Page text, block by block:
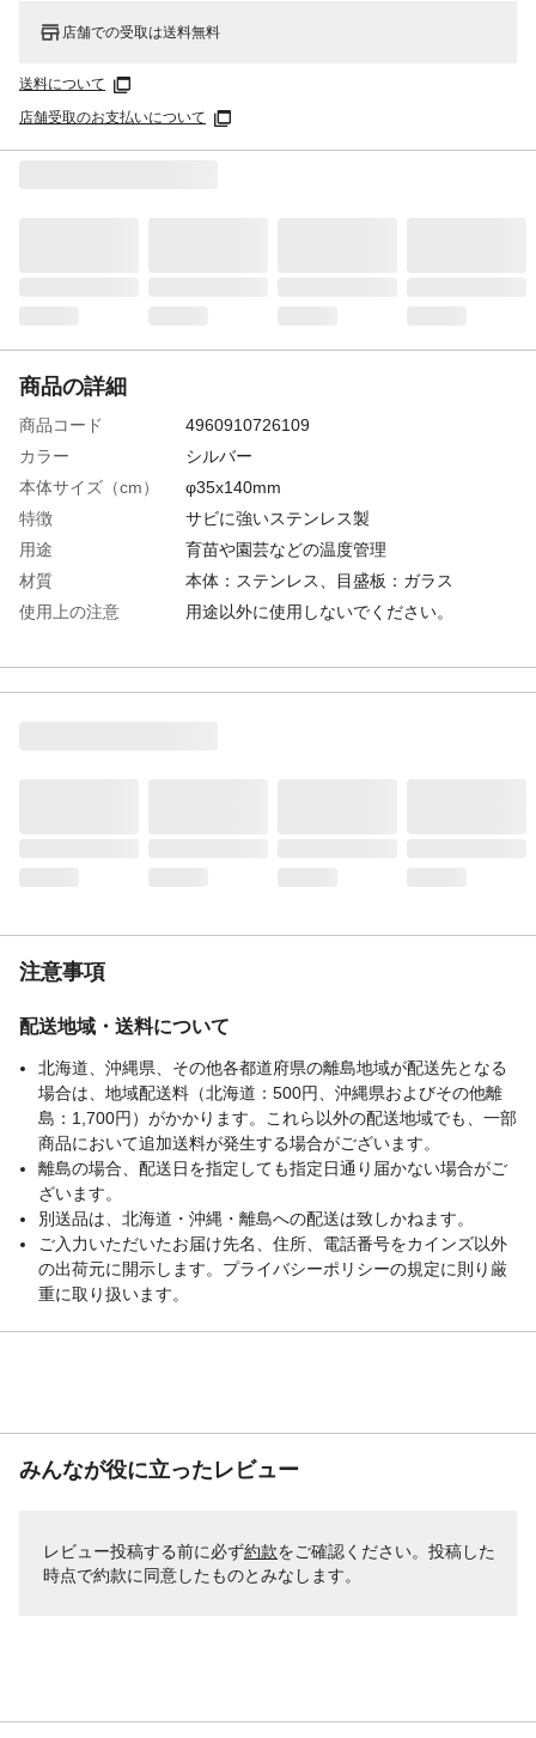
店舗での受取は送料無料
送料について
店舗受取のお支払いについて
商品の詳細
商品コード
4960910726109
カラー
シルバー
本体サイズ（cm）
φ35x140mm
特徴
サビに強いステンレス製
用途
育苗や園芸などの温度管理
材質
本体：ステンレス、目盛板：ガラス
使用上の注意
用途以外に使用しないでください。
重量
15g
注意事項
配送地域・送料について
北海道、沖縄県、その他各都道府県の離島地域が配送先となる
場合は、地域配送料（北海道：500円、沖縄県およびその他離
島：1,700円）がかかります。これら以外の配送地域でも、一部
商品において追加送料が発生する場合がございます。
離島の場合、配送日を指定しても指定日通り届かない場合がご
ざいます。
別送品は、北海道・沖縄・離島への配送は致しかねます。
ご入力いただいたお届け先名、住所、電話番号をカインズ以外
の出荷元に開示します。プライバシーポリシーの規定に則り厳
重に取り扱います。
みんなが役に立ったレビュー
レビュー投稿する前に必ず約款をご確認ください。投稿した
時点で約款に同意したものとみなします。